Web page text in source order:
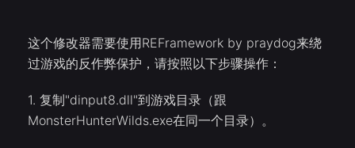
这个修改器需要使用REFramework by praydog来绕
过游戏的反作弊保护，请按照以下步骤操作：
1. 复制"dinput8.dll"到游戏目录（跟
MonsterHunterWilds.exe在同一个目录）。